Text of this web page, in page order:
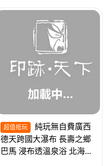
超值抵玩
德天跨國大瀑布 長壽之鄉
巴馬 浸布透溫泉浴 北海銀